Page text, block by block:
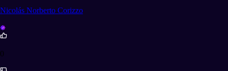
Nicolás Norberto Corizzo
0